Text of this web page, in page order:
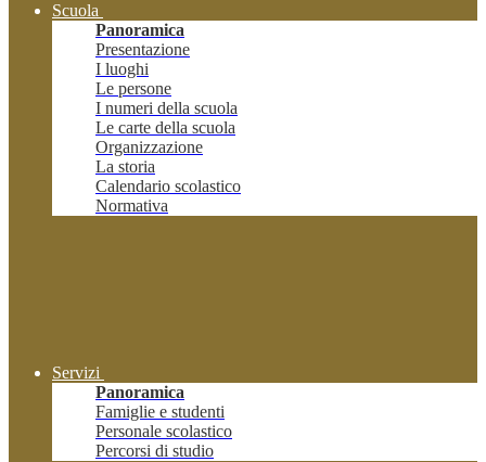
Scuola
Panoramica
Presentazione
I luoghi
Le persone
I numeri della scuola
Le carte della scuola
Organizzazione
La storia
Calendario scolastico
Normativa
Servizi
Panoramica
Famiglie e studenti
Personale scolastico
Percorsi di studio